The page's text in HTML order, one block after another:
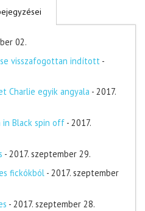
02.
visszafogottan indított -
Charlie egyik angyala - 2017.
in Black spin off - 2017.
- 2017. szeptember 29.
fickókból - 2017. szeptember
- 2017. szeptember 28.